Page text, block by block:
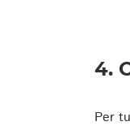
4.
Per